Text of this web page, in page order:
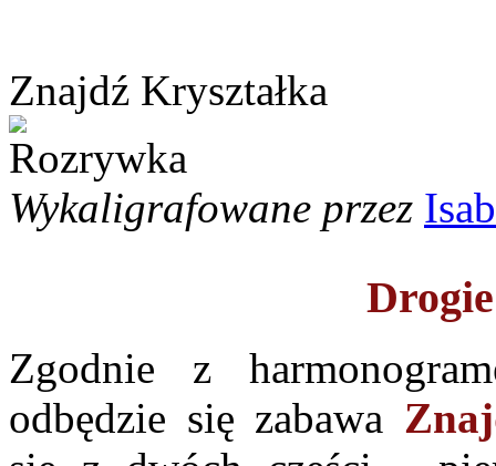
Znajdź Kryształka
Wykaligrafowane przez
Zgodnie z
odbędzie się zabawa